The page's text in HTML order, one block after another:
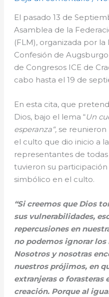
El pasado 13 de
Asamblea de la
(FLM), organizada por
Confesión de
de Congresos ICE de
cabo hasta el 19 de
En esta cita, que
Dios, bajo el lema “Un
esperanza“, se reunieron
el culto que dio inicio a
representantes de
tuvieron su
simbólico en el culto.
“Si creemos que Dios
sus vulnerabilidades,
repercusiones en
no podemos ignorar
Nosotros y nosotras
nuestros prójimos, en
extranjeras o forasteras
creación. Porque al